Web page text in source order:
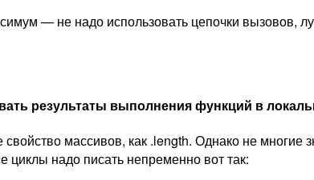
— не надо использовать цепочки вызовов,
результаты выполнения функций в
массивов, как .length. Однако не многие
надо писать непременно вот так: